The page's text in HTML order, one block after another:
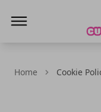
Home Cookie